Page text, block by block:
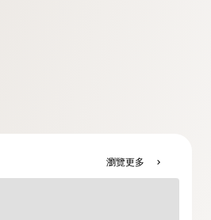
瀏覽更多 chevron_right